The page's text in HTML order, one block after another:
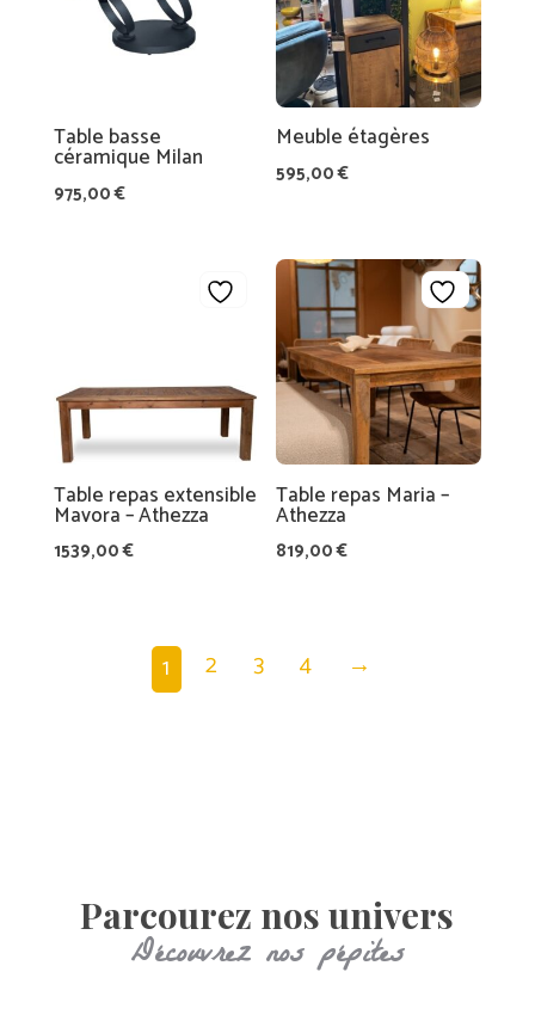
Table basse
céramique Milan
975,00€
Meuble étagères
595,00€
Table repas extensible
Mavora – Athezza
1539,00€
Table repas Maria –
Athezza
819,00€
1 2 3 4 →
Parcourez nos univers
Découvrez nos pépites